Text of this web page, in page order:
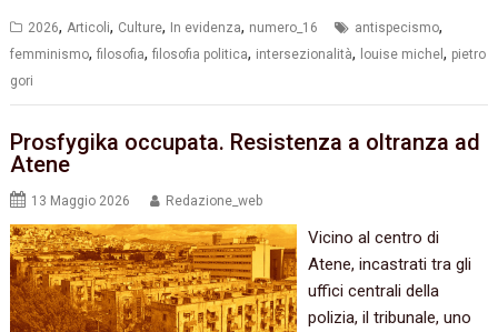
2026,Articoli, Culture, In evidenza, numero_16 antispecismo,
femminismo,filosofia,filosofia politica, intersezionalità, louise michel, pietro
gori
Prosfygika occupata. Resistenza a oltranza ad
Atene
13 Maggio 2026 Redazione_web
Vicino al centro di
Atene, incastrati tra gli
uffici centrali della
polizia, il tribunale, uno